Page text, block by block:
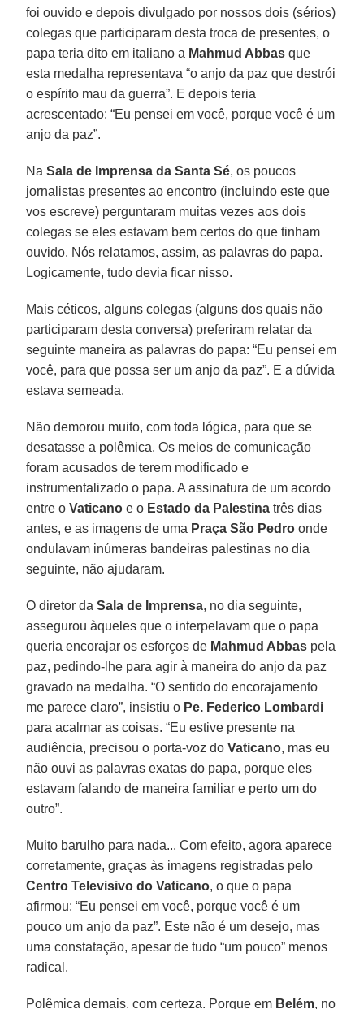
foi ouvido e depois divulgado por nossos dois (sérios)
colegas que participaram desta troca de presentes, o
papa teria dito em italiano a Mahmud Abbas que
esta medalha representava “o anjo da paz que destrói
o espírito mau da guerra”. E depois teria
acrescentado: “Eu pensei em você, porque você é um
anjo da paz”.
NaSala de Imprensa da Santa Sé, os poucos
jornalistas presentes ao encontro (incluindo este que
vos escreve) perguntaram muitas vezes aos dois
colegas se eles estavam bem certos do que tinham
ouvido. Nós relatamos, assim, as palavras do papa.
Logicamente, tudo devia ficar nisso.
Mais céticos, alguns colegas (alguns dos quais não
participaram desta conversa) preferiram relatar da
seguinte maneira as palavras do papa: “Eu pensei em
você, para que possa ser um anjo da paz”. E a dúvida
estava semeada.
Não demorou muito, com toda lógica, para que se
desatasse a polêmica. Os meios de comunicação
foram acusados de terem modificado e
instrumentalizado o papa. A assinatura de um acordo
entre oVaticano e o Estado da Palestina três dias
antes, e as imagens de uma Praça São Pedro onde
ondulavam inúmeras bandeiras palestinas no dia
seguinte, não ajudaram.
O diretor daSala de Imprensa, no dia seguinte,
assegurou àqueles que o interpelavam que o papa
queria encorajar os esforços de Mahmud Abbas pela
paz, pedindo-lhe para agir à maneira do anjo da paz
gravado na medalha. “O sentido do encorajamento
me parece claro”, insistiu o Pe. Federico Lombardi
para acalmar as coisas. “Eu estive presente na
audiência, precisou o porta-voz doVaticano, mas eu
não ouvi as palavras exatas do papa, porque eles
estavam falando de maneira familiar e perto um do
outro”.
Muito barulho para nada... Com efeito, agora aparece
corretamente, graças às imagens registradas pelo
Centro Televisivo do Vaticano, o que o papa
afirmou: “Eu pensei em você, porque você é um
pouco um anjo da paz”. Este não é um desejo, mas
uma constatação, apesar de tudo “um pouco” menos
radical.
Polêmica demais, com certeza. Porque em Belém, no